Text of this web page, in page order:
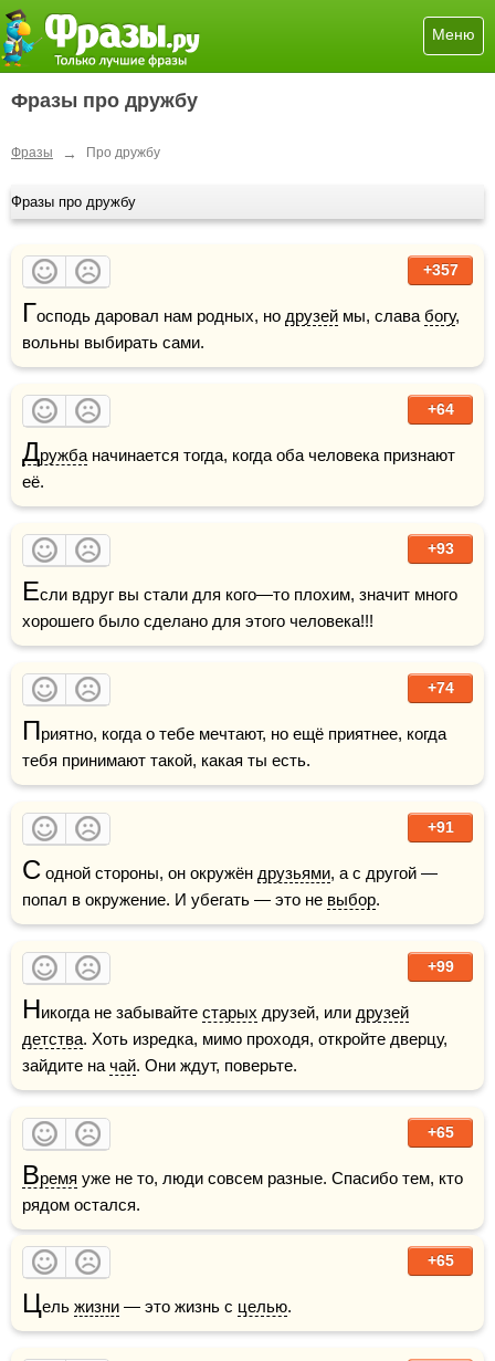
Меню
Фразы про дружбу
Фразы → Про дружбу
Фразы про дружбу
+357
Господь даровал нам родных, но друзей мы, слава богу,
вольны выбирать сами.
+64
Дружба начинается тогда, когда оба человека признают
её.
+93
Если вдруг вы стали для кого—то плохим, значит много
хорошего было сделано для этого человека!!!
+74
Приятно, когда о тебе мечтают, но ещё приятнее, когда
тебя принимают такой, какая ты есть.
+91
С одной стороны, он окружён друзьями, а с другой —
попал в окружение. И убегать — это не выбор.
+99
Никогда не забывайте старых друзей, или друзей
детства. Хоть изредка, мимо проходя, откройте дверцу,
зайдите на чай. Они ждут, поверьте.
+65
Время уже не то, люди совсем разные. Спасибо тем, кто
рядом остался.
+65
Цель жизни — это жизнь с целью.